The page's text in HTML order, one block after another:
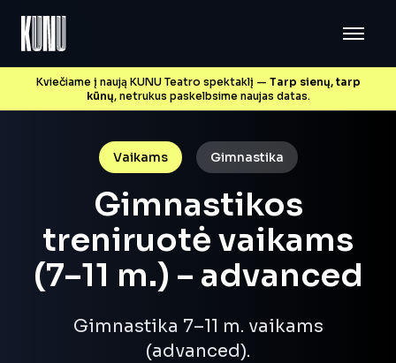
Kviečiame į naują KUNU Teatro spektaklį — Tarp sienų, tarp
kūnų, netrukus paskelbsime naujas datas.
Vaikams Gimnastika
Gimnastikos
treniruotė vaikams
(7–11 m.) – advanced
Gimnastika 7–11 m. vaikams
(advanced).